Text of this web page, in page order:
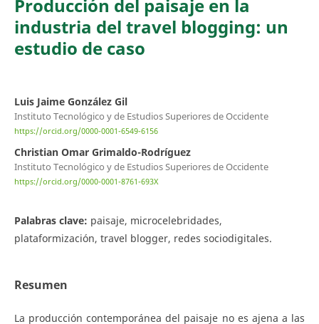
Producción del paisaje en la
industria del travel blogging: un
estudio de caso
Luis Jaime González Gil
Instituto Tecnológico y de Estudios Superiores de Occidente
https://orcid.org/0000-0001-6549-6156
Christian Omar Grimaldo-Rodríguez
Instituto Tecnológico y de Estudios Superiores de Occidente
https://orcid.org/0000-0001-8761-693X
Palabras clave: paisaje, microcelebridades,
plataformización, travel blogger, redes sociodigitales.
Resumen
La producción contemporánea del paisaje no es ajena a las